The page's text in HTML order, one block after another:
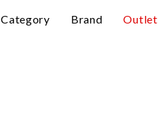
Category Brand Outlet